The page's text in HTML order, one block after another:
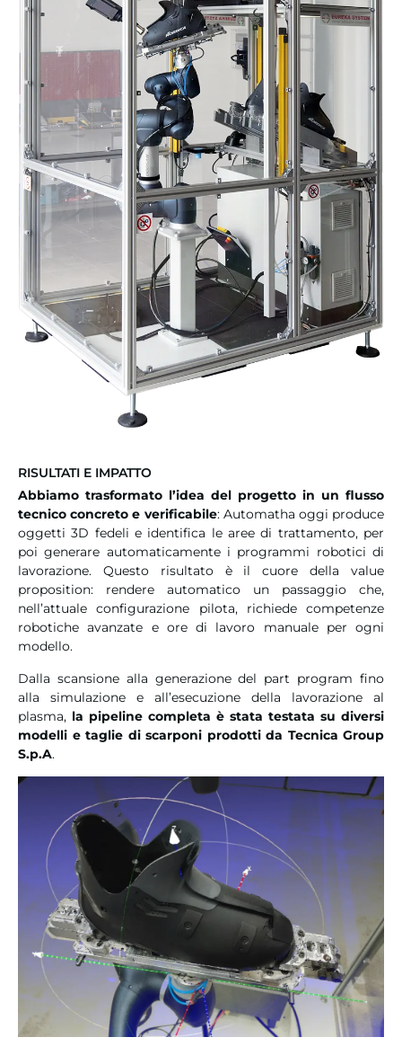
RISULTATI E IMPATTO
Abbiamo trasformato l’idea del progetto in un flusso
tecnico concreto e verificabile: Automatha oggi produce
oggetti 3D fedeli e identifica le aree di trattamento, per
poi generare automaticamente i programmi robotici di
lavorazione. Questo risultato è il cuore della value
proposition: rendere automatico un passaggio che,
nell’attuale configurazione pilota, richiede competenze
robotiche avanzate e ore di lavoro manuale per ogni
modello.
Dalla scansione alla generazione del part program fino
alla simulazione e all’esecuzione della lavorazione al
plasma, la pipeline completa è stata testata su diversi
modelli e taglie di scarponi prodotti da Tecnica Group
S.p.A.